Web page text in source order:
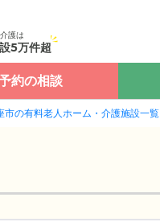
護は
5万件超
約の相談
市の有料老人ホーム・介護施設一覧